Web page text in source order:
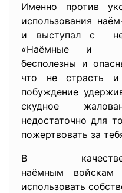
Именно против
использования
и выступал с
«Наёмные и
бесполезны и
что не страсть и
побуждение
скудное
недостаточно для
пожертвовать за
В качестве
наёмным войскам
использовать